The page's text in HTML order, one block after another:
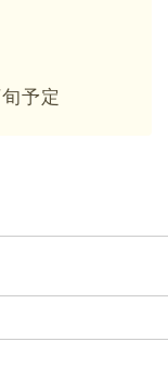
予定